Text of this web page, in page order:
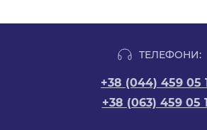
ТЕЛЕФОНИ:
+38 (044) 459 05
+38 (063) 459 05